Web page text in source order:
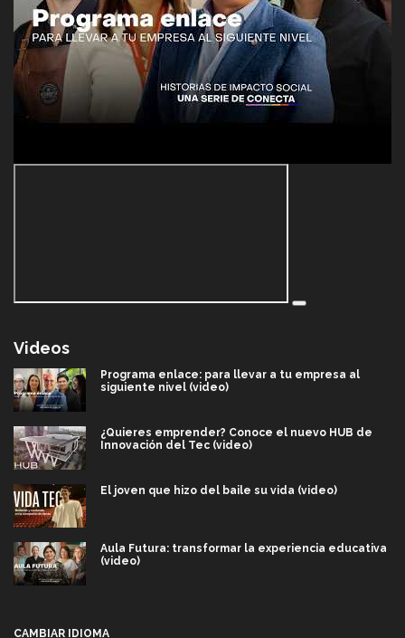
Videos
Programa enlace: para llevar a tu empresa al
siguiente nivel (video)
¿Quieres emprender? Conoce el nuevo HUB de
Innovación del Tec (video)
El joven que hizo del baile su vida (video)
Aula Futura: transformar la experiencia educativa
(video)
CAMBIAR IDIOMA